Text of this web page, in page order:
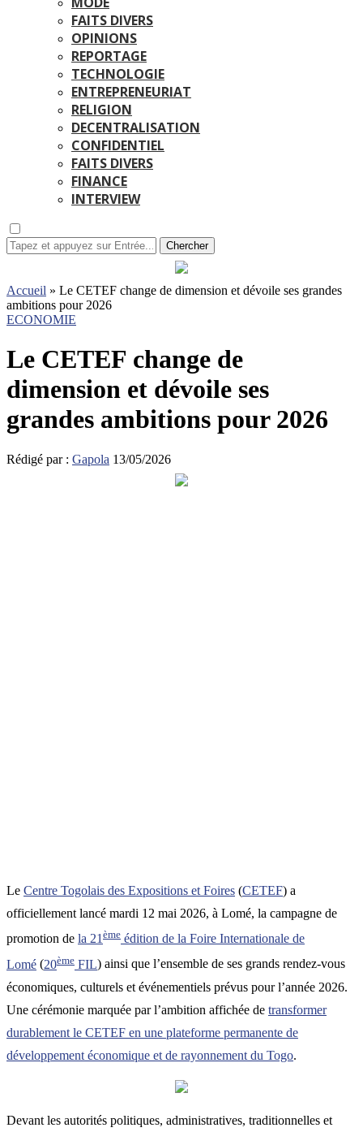
FAITS DIVERS
OPINIONS
REPORTAGE
TECHNOLOGIE
ENTREPRENEURIAT
RELIGION
DECENTRALISATION
CONFIDENTIEL
FAITS DIVERS
FINANCE
INTERVIEW
Chercher
Accueil » Le CETEF change de dimension et dévoile ses grandes
ambitions pour 2026
ECONOMIE
Le CETEF change de
dimension et dévoile ses
grandes ambitions pour 2026
Rédigé par : Gapola 13/05/2026
Le Centre Togolais des Expositions et Foires (CETEF) a
officiellement lancé mardi 12 mai 2026, à Lomé, la campagne de
promotion de la 21 ème édition de la Foire Internationale de
Lomé (20ème FIL) ainsi que l’ensemble de ses grands rendez-vous
économiques, culturels et événementiels prévus pour l’année 2026.
Une cérémonie marquée par l’ambition affichée de transformer
durablement le CETEF en une plateforme permanente de
développement économique et de rayonnement du Togo.
Devant les autorités politiques, administratives, traditionnelles et